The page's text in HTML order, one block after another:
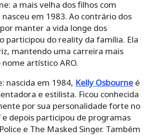
a mais velha dos filhos com
em 1983. Ao contrário dos
manter a vida longe dos
participou do reality da família. Ela
mantendo uma carreira mais
artístico ARO.
nascida em 1984, Kelly Osbourne é
e estilista. Ficou conhecida
por sua personalidade forte no
depois participou de programas
e The Masked Singer. Também